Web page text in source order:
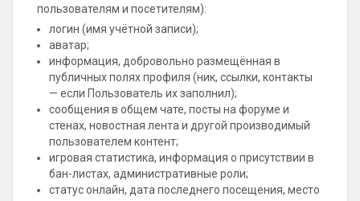
пользователям и посетителям):
логин (имя учётной записи);
аватар;
информация, добровольно размещённая в
публичных полях профиля (ник, ссылки, контакты
— если Пользователь их заполнил);
сообщения в общем чате, посты на форуме и
стенах, новостная лента и другой производимый
пользователем контент;
игровая статистика, информация о присутствии в
бан-листах, административные роли;
статус онлайн, дата последнего посещения, место